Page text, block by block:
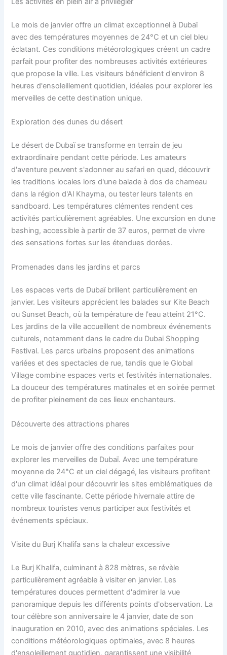
Le mois de janvier offre un climat exceptionnel à Dubaï
avec des températures moyennes de 24°C et un ciel bleu
éclatant. Ces conditions météorologiques créent un cadre
parfait pour profiter des nombreuses activités extérieures
que propose la ville. Les visiteurs bénéficient d'environ 8
heures d'ensoleillement quotidien, idéales pour explorer les
merveilles de cette destination unique.
Exploration des dunes du désert
Le désert de Dubaï se transforme en terrain de jeu
extraordinaire pendant cette période. Les amateurs
d'aventure peuvent s'adonner au safari en quad, découvrir
les traditions locales lors d'une balade à dos de chameau
dans la région d'Al Khayma, ou tester leurs talents en
sandboard. Les températures clémentes rendent ces
activités particulièrement agréables. Une excursion en dune
bashing, accessible à partir de 37 euros, permet de vivre
des sensations fortes sur les étendues dorées.
Promenades dans les jardins et parcs
Les espaces verts de Dubaï brillent particulièrement en
janvier. Les visiteurs apprécient les balades sur Kite Beach
ou Sunset Beach, où la température de l'eau atteint 21°C.
Les jardins de la ville accueillent de nombreux événements
culturels, notamment dans le cadre du Dubai Shopping
Festival. Les parcs urbains proposent des animations
variées et des spectacles de rue, tandis que le Global
Village combine espaces verts et festivités internationales.
La douceur des températures matinales et en soirée permet
de profiter pleinement de ces lieux enchanteurs.
Découverte des attractions phares
Le mois de janvier offre des conditions parfaites pour
explorer les merveilles de Dubaï. Avec une température
moyenne de 24°C et un ciel dégagé, les visiteurs profitent
d'un climat idéal pour découvrir les sites emblématiques de
cette ville fascinante. Cette période hivernale attire de
nombreux touristes venus participer aux festivités et
événements spéciaux.
Visite du Burj Khalifa sans la chaleur excessive
Le Burj Khalifa, culminant à 828 mètres, se révèle
particulièrement agréable à visiter en janvier. Les
températures douces permettent d'admirer la vue
panoramique depuis les différents points d'observation. La
tour célèbre son anniversaire le 4 janvier, date de son
inauguration en 2010, avec des animations spéciales. Les
conditions météorologiques optimales, avec 8 heures
d'ensoleillement quotidien, garantissent une visibilité